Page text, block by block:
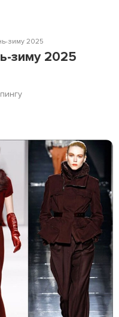
зиму 2025
зиму 2025